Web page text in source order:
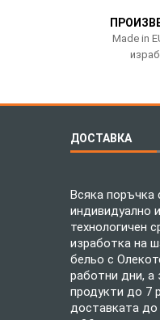
Made in
ДОСТАВКА
Всяка поръчка
индивидуално
технологичен
изработка на
бельо с
работни дни, а
продукти до 7
доставката до